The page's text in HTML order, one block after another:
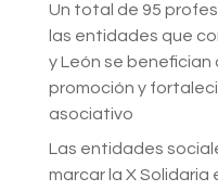
Un total de 95
las entidades que
y León se benefician
promoción y
asociativo
Las entidades
marcar la X Solidaria